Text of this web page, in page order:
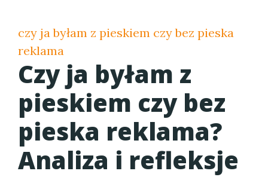
czy ja byłam z pieskiem czy bez pieska
reklama
Czy ja byłam z
pieskiem czy bez
pieska reklama?
Analiza i refleksje